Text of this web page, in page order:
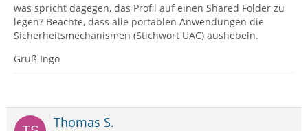
was spricht dagegen, das Profil auf einen Shared Folder zu
legen? Beachte, dass alle portablen Anwendungen die
Sicherheitsmechanismen (Stichwort UAC) aushebeln.
Gruß Ingo
Thomas S.